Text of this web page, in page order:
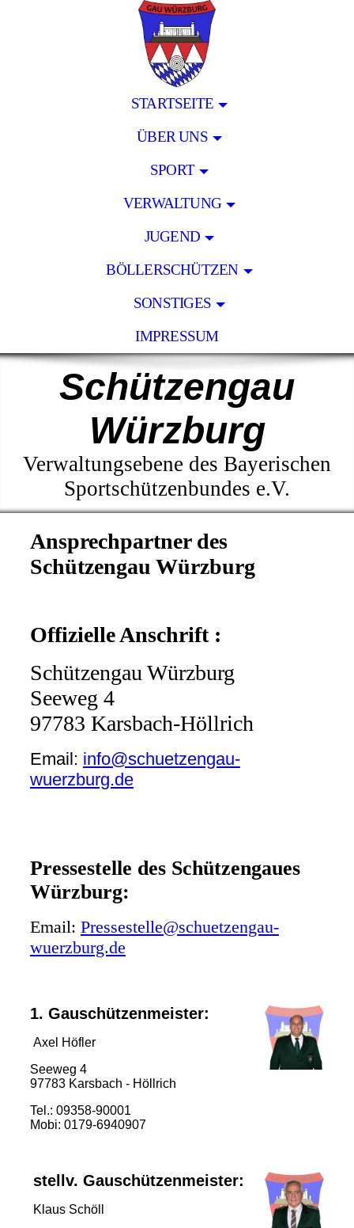
STARTSEITE
ÜBER UNS
SPORT
VERWALTUNG
JUGEND
BÖLLERSCHÜTZEN
SONSTIGES
IMPRESSUM
Schützengau
Würzburg
Verwaltungsebene des Bayerischen
Sportschützenbundes e.V.
Ansprechpartner des
Schützengau Würzburg
Offizielle Anschrift :
Schützengau Würzburg
Seeweg 4
97783 Karsbach-Höllrich
Email: info@schuetzengau-
wuerzburg.de
Pressestelle des Schützengaues
Würzburg:
Email: Pressestelle@schuetzengau-
wuerzburg.de
1. Gauschützenmeister:
Axel Höfler
Seeweg 4
97783 Karsbach - Höllrich
Tel.: 09358-90001
Mobi: 0179-6940907
stellv. Gauschützenmeister:
Klaus Schöll